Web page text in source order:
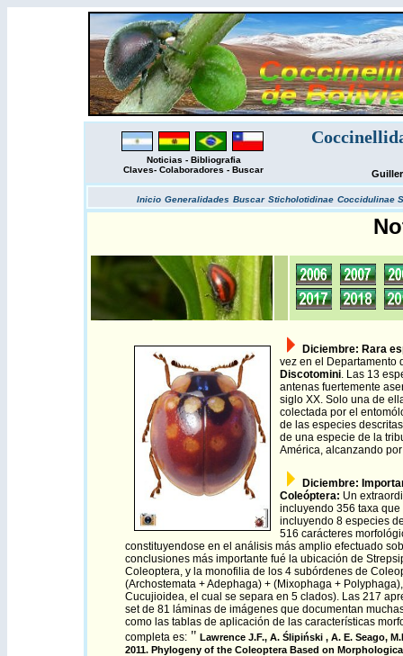
Noticias - Bibliografia
Claves- Colaboradores - Buscar
Inicio Generalidades Buscar Sticholotidinae Coccidulinae
Diciembre: Rara
vez en el Departamento
Discotomini. Las 13
antenas fuertemente
siglo XX. Solo una de
colectada por el
de las especies
de una especie de la
América, alcanzando
Diciembre:
Coleóptera: Un
incluyendo 356 taxa
incluyendo 8 especies
516 carácteres
constituyendose en el análisis más amplio efectuado
conclusiones más importante fué la ubicación de
Coleoptera, y la monofilia de los 4 subórdenes de
(Archostemata + Adephaga) + (Mixophaga +
Cucujioidea, el cual se separa en 5 clados). Las 217
set de 81 láminas de imágenes que documentan
como las tablas de aplicación de las características
completa es: " Lawrence J.F., A. Ślipiński , A. E. Seago,
2011. Phylogeny of the Coleoptera Based on